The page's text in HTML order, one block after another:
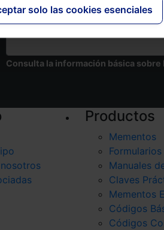
solo las cookies esenciales
a nuestra Newsletter
Nombre
Consulta la información básica sobre
Productos
Mementos
Manuales
Claves
Mementos
Códigos
Códigos